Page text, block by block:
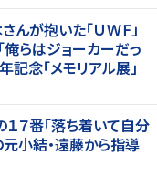
んが抱いた「ＵＷＦ」
らはジョーカーだっ
記念「メモリアル展」
１７番「落ち着いて自分
小結・遠藤から指導